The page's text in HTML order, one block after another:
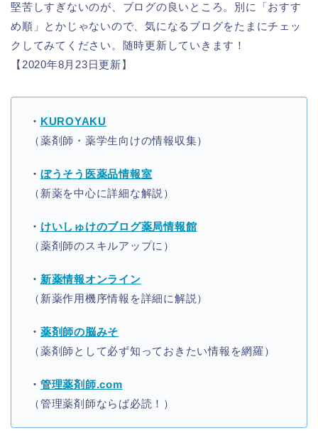
堅苦しすぎないのが、ブログの良いところ。別に「おすす
め順」とかじゃないので、気になるブログをたまにチェッ
クしてみてください。随時更新していきます！
【2020年8月23日更新】
・ KUROYAKU
（薬剤師・薬学生向けの情報収集）
・ ぼうそう医薬品情報室
（新薬を中心に詳細な解説）
・ けいしゅけのブログ薬局情報館
（薬剤師のスキルアップに）
・ 新薬情報オンライン
（新薬作用機序情報を詳細に解説）
・ 薬剤師の脳みそ
（薬剤師として必ず知っておきたい情報を網羅）
・ 管理薬剤師.com
（管理薬剤師ならば必読！）